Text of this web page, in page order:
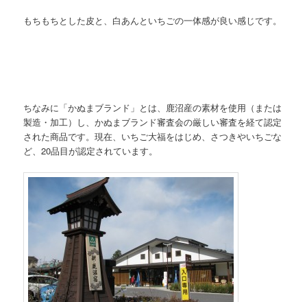
もちもちとした皮と、白あんといちごの一体感が良い感じです。
ちなみに「かぬまブランド」とは、鹿沼産の素材を使用（または
製造・加工）し、かぬまブランド審査会の厳しい審査を経て認定
された商品です。現在、いちご大福をはじめ、さつきやいちごな
ど、20品目が認定されています。